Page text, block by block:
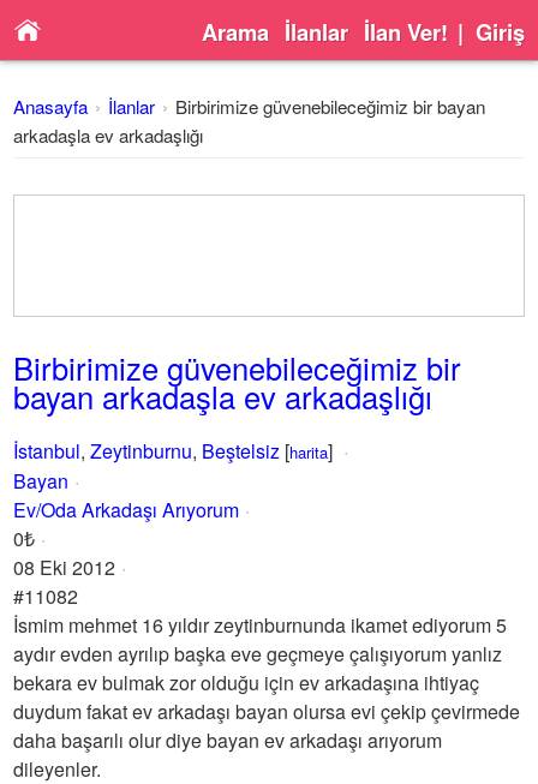
Arama İlanlar İlan Ver! | Giriş
Anasayfa İlanlar
Birbirimize güvenebileceğimiz bir bayan
arkadaşla ev arkadaşlığı
Birbirimize güvenebileceğimiz bir
bayan arkadaşla ev arkadaşlığı
İstanbul,Zeytinburnu, Beştelsiz [harita]
Bayan
Ev/Oda Arkadaşı Arıyorum
0₺
08 Eki 2012
#11082
İsmim mehmet 16 yıldır zeytinburnunda ikamet ediyorum 5
aydır evden ayrılıp başka eve geçmeye çalışıyorum yanlız
bekara ev bulmak zor olduğu için ev arkadaşına ihtiyaç
duydum fakat ev arkadaşı bayan olursa evi çekip çevirmede
daha başarılı olur diye bayan ev arkadaşı arıyorum
dileyenler.